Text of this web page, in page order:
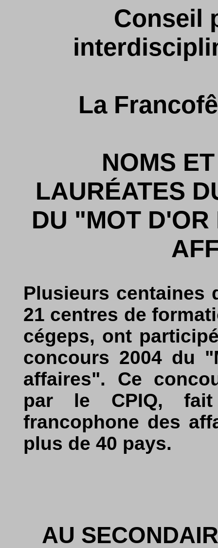
Conseil
La
NOMS
LAURÉATES
DU "MOT
Plusieurs centaines
21 centres de
cégeps, ont
concours 2004 du
affaires". Ce
par le CPIQ,
francophone des
plus de 40 pays.
AU